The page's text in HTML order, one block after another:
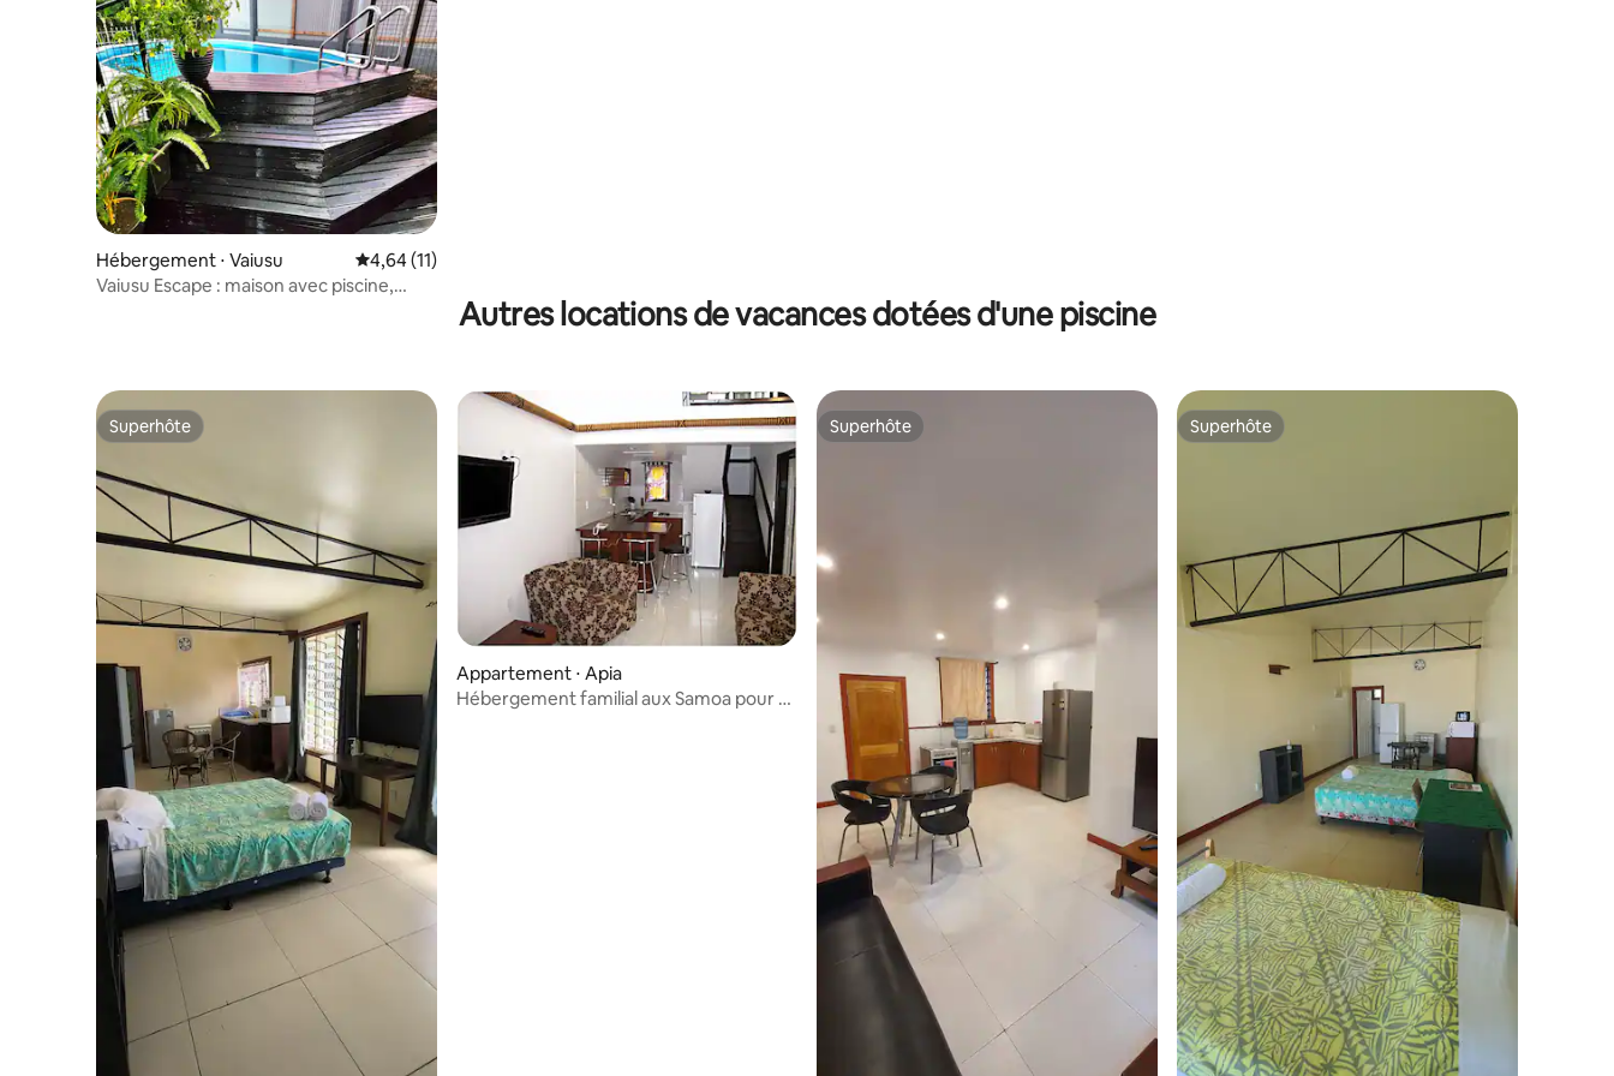
Hébergement ⋅ Vaiusu Évaluation moyenne sur la base de 11 commentaires : 4,64 sur 5
4,64 (11)
Vaiusu Escape : maison avec piscine,
Autres locations de vacances dotées d'une piscine
Superhôte
Superhôte
Appartement ⋅ Apia
Hébergement familial aux Samoa pour 4
Superhôte
Superhôte Superhôte
Superhôte